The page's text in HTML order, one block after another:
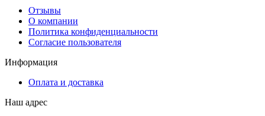
Отзывы
О компании
Политика конфиденциальности
Согласие пользователя
Информация
Оплата и доставка
Наш адрес